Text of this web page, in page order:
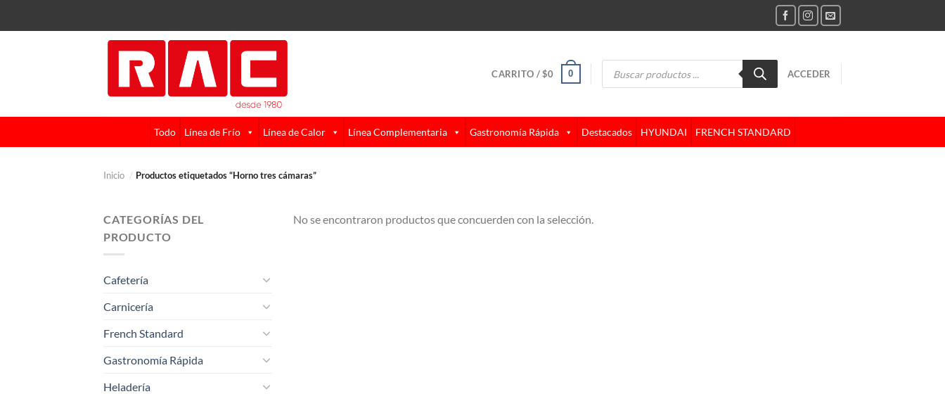
CARRITO /$0 0
Búsqueda
ACCEDER
Todo Línea de Frío Línea de Calor Línea Complementaria Gastronomía Rápida Destacados HYUNDAI FRENCH STANDARD
Inicio / Productos etiquetados “Horno tres cámaras”
CATEGORÍAS DEL
PRODUCTO
Cafetería
Carnicería
French Standard
Gastronomía Rápida
Heladería
No se encontraron productos que concuerden con la selección.